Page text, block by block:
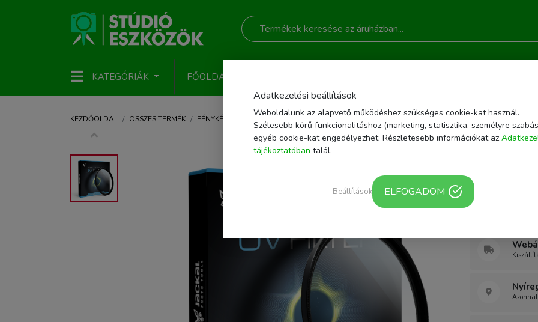
KATEGÓRIÁK FŐOLDAL
KEZDŐOLDAL ÖSSZES TERMÉK FÉNYKÉPEZŐ KIEGÉSZÍTŐK UV OBJEKTÍV SZŰRŐ OBJEKTÍV SZŰRŐK JACKAL MC UV NANO
Cikkszám:
Jackal
szűrő slim
Adatkezelési beállítások
Weboldalunk az alapvető működéshez szükséges cookie-kat használ.
Szélesebb körű funkcionalitáshoz (marketing, statisztika, személyre
egyéb cookie-kat engedélyezhet. Részletesebb információkat az
tájékoztatóban talál.
Beállítások ELFOGADOM